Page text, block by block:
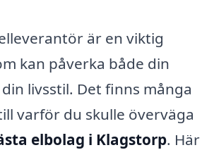
är en viktig
kan påverka både din
livsstil. Det finns många
varför du skulle överväga
elbolag i Klagstorp. Här